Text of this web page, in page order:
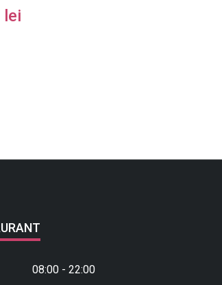
lei
08:00 - 22:00